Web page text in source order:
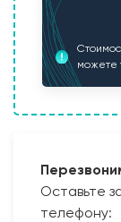
можете
Оставьте
телефону: